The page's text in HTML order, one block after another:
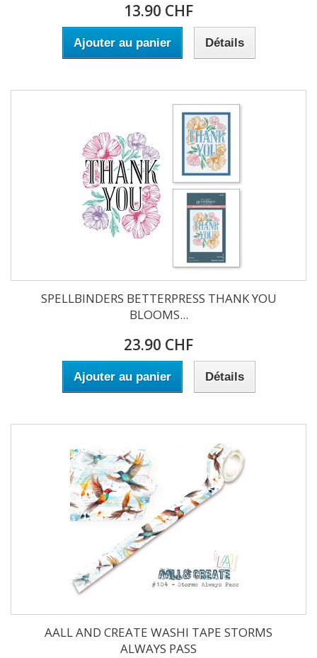
13.90 CHF
Ajouter au panier Détails
SPELLBINDERS BETTERPRESS THANK YOU
BLOOMS...
23.90 CHF
Ajouter au panier Détails
AALL AND CREATE WASHI TAPE STORMS
ALWAYS PASS